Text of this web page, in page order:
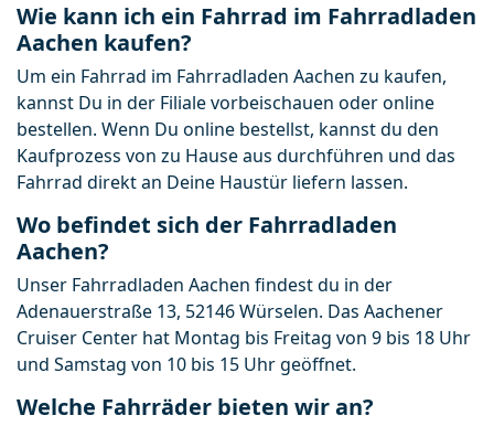
Wie kann ich ein Fahrrad im Fahrradladen
Aachen kaufen?
Um ein Fahrrad im Fahrradladen Aachen zu kaufen,
kannst Du in der Filiale vorbeischauen oder online
bestellen. Wenn Du online bestellst, kannst du den
Kaufprozess von zu Hause aus durchführen und das
Fahrrad direkt an Deine Haustür liefern lassen.
Wo befindet sich der Fahrradladen
Aachen?
Unser Fahrradladen Aachen findest du in der
Adenauerstraße 13, 52146 Würselen. Das Aachener
Cruiser Center hat Montag bis Freitag von 9 bis 18 Uhr
und Samstag von 10 bis 15 Uhr geöffnet.
Welche Fahrräder bieten wir an?